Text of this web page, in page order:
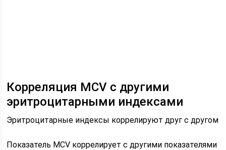
Корреляция MCV с другими
эритроцитарными индексами
Эритроцитарные индексы коррелируют друг с другом
Показатель MCV коррелирует с другими показателями